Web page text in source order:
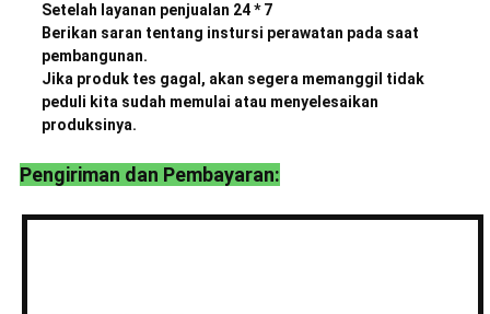
Setelah layanan penjualan 24 * 7
Berikan saran tentang instursi perawatan pada saat
pembangunan.
Jika produk tes gagal, akan segera memanggil tidak
peduli kita sudah memulai atau menyelesaikan
produksinya.
Pengiriman dan Pembayaran: